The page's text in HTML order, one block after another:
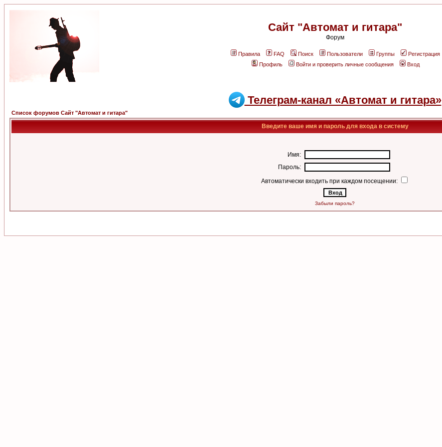
Сайт "Автомат и гитара"
Форум
Правила FAQ Поиск Пользователи Группы
Регистрация
Профиль
Войти и проверить личные сообщения Вход
Телеграм-канал «Автомат и гитара»
Список форумов Сайт "Автомат и гитара"
Введите ваше имя и пароль для входа в систему
Имя:
Пароль:
Автоматически входить при каждом посещении:
Забыли пароль?